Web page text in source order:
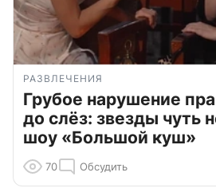
РАЗВЛЕЧЕНИЯ
Грубое нарушение
до слёз: звезды чуть
шоу «Большой куш»
70 Обсудить